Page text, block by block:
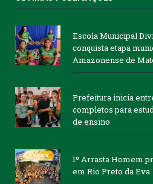
Escola Municipal
conquista etapa
Amazonense de
Prefeitura inicia
completos para
de ensino
1º Arrasta Homem
em Rio Preto da Eva